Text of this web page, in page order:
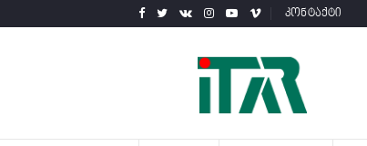
კონტაქტი